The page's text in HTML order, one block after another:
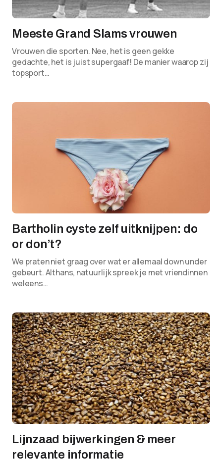
Meeste Grand Slams vrouwen
Vrouwen die sporten. Nee, het is geen gekke
gedachte, het is juist supergaaf! De manier waarop zij
topsport…
Bartholin cyste zelf uitknijpen: do
or don’t?
We praten niet graag over wat er allemaal down under
gebeurt. Althans, natuurlijk spreek je met vriendinnen
weleens…
Lijnzaad bijwerkingen & meer
relevante informatie